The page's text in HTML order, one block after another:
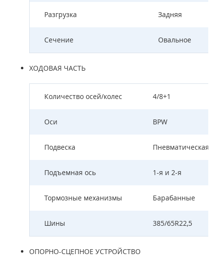
Разгрузка Задняя
Сечение Овальное
ХОДОВАЯ ЧАСТЬ
Количество осей/колес 4/8+1
Оси BPW
Подвеска Пневматическая
Подъемная ось 1-я и 2-я
Тормозные механизмы Барабанные
Шины 385/65R22,5
ОПОРНО-СЦЕПНОЕ УСТРОЙСТВО